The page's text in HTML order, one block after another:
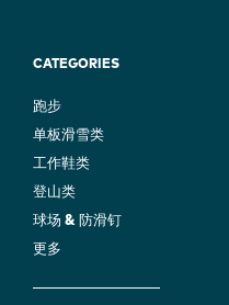
CATEGORIES
跑步
单板滑雪类
工作鞋类
登山类
球场 & 防滑钉
更多